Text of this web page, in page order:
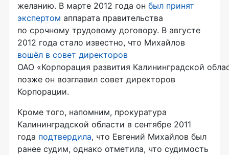
желанию. В марте 2012 года он был принят
экспертом аппарата правительства
по срочному трудовому договору. В августе
2012 года стало известно, что Михайлов
вошёл в совет директоров
ОАО «Корпорация развития Калининградской
позже он возглавил совет директоров
Корпорации.
Кроме того, напомним, прокуратура
Калининградской области в сентябре 2011
года подтвердила, что Евгений Михайлов был
ранее судим, однако отметила, что судимость